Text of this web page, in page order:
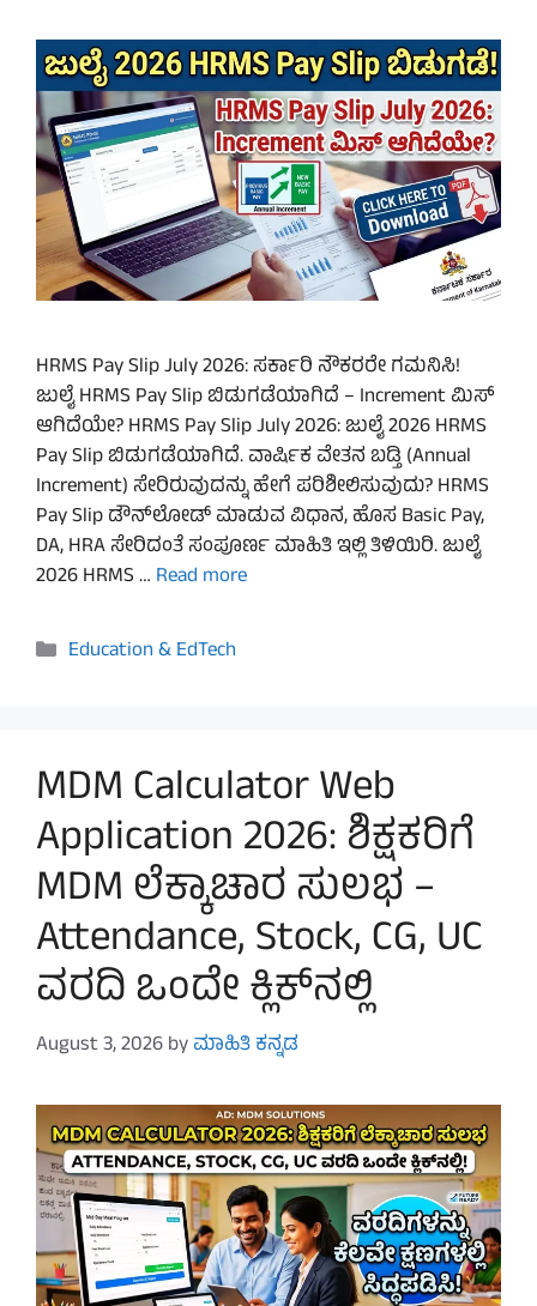
HRMS Pay Slip July 2026: ಸರ್ಕಾರಿ ನೌಕರರೇ ಗಮನಿಸಿ!
ಜುಲೈ HRMS Pay Slip ಬಿಡುಗಡೆಯಾಗಿದೆ – Increment ಮಿಸ್
ಆಗಿದೆಯೇ? HRMS Pay Slip July 2026: ಜುಲೈ 2026 HRMS
Pay Slip ಬಿಡುಗಡೆಯಾಗಿದೆ. ವಾರ್ಷಿಕ ವೇತನ ಬಡ್ತಿ (Annual
Increment) ಸೇರಿರುವುದನ್ನು ಹೇಗೆ ಪರಿಶೀಲಿಸುವುದು? HRMS
Pay Slip ಡೌನ್‌ಲೋಡ್ ಮಾಡುವ ವಿಧಾನ, ಹೊಸ Basic Pay,
DA, HRA ಸೇರಿದಂತೆ ಸಂಪೂರ್ಣ ಮಾಹಿತಿ ಇಲ್ಲಿ ತಿಳಿಯಿರಿ. ಜುಲೈ
2026 HRMS … Read more
Categories
Education & EdTech
MDM Calculator Web
Application 2026: ಶಿಕ್ಷಕರಿಗೆ
MDM ಲೆಕ್ಕಾಚಾರ ಸುಲಭ –
Attendance, Stock, CG, UC
ವರದಿ ಒಂದೇ ಕ್ಲಿಕ್‌ನಲ್ಲಿ
August 3, 2026byಮಾಹಿತಿ ಕನ್ನಡ